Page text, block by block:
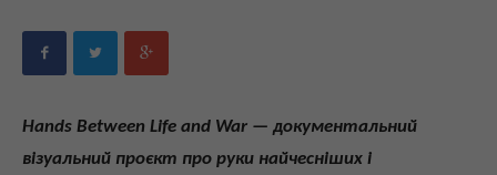
Hands Between Life and War — документальний
візуальний проєкт про руки найчесніших і